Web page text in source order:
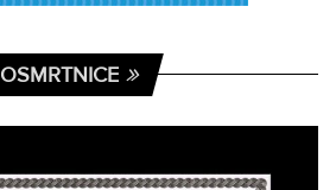
OSMRTNICE